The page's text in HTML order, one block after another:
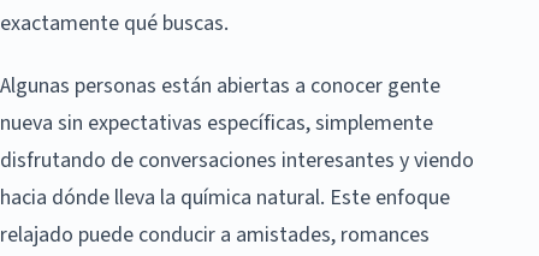
exactamente qué buscas.
Algunas personas están abiertas a conocer gente
nueva sin expectativas específicas, simplemente
disfrutando de conversaciones interesantes y viendo
hacia dónde lleva la química natural. Este enfoque
relajado puede conducir a amistades, romances